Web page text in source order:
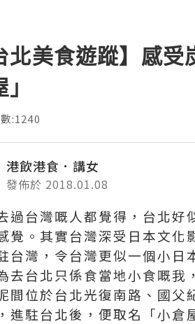
北美食遊蹤】感
:1240
港飲港食．講女
發佈於 2018.01.08
過台灣嘅人都覺得，台北好
覺。其實台灣深受日本文化
台灣，令台灣更似一個小日
去台北只係食當地小食嘅我
間位於台北光復南路、國父
進駐台北後，便取名「小倉